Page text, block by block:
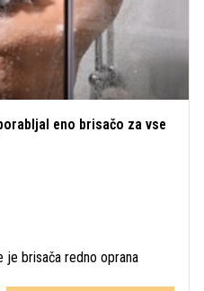
eno brisačo za vse
je brisača redno oprana